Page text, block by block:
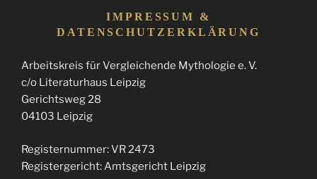
IMPRESSUM &
DATENSCHUTZERKLÄRUNG
Arbeitskreis für Vergleichende Mythologie e. V.
c/o Literaturhaus Leipzig
Gerichtsweg 28
04103 Leipzig
Registernummer: VR 2473
Registergericht: Amtsgericht Leipzig